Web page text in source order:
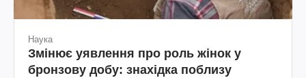
Наука
Змінює уявлення про роль жінок у
бронзову добу: знахідка поблизу